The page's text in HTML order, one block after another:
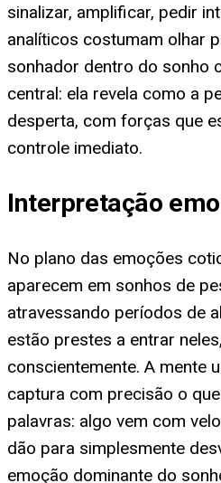
sinalizar, amplificar, pedir
analíticos costumam olhar
sonhador dentro do sonho
central: ela revela como a
desperta, com forças que
controle imediato.
Interpretação
No plano das emoções
aparecem em sonhos de
atravessando períodos de
estão prestes a entrar
conscientemente. A mente
captura com precisão o
palavras: algo vem com
dão para simplesmente
emoção dominante do